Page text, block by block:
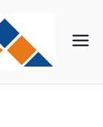
so
Praktij